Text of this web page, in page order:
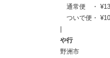
通常便 ・
ついで便・
や行
野洲市